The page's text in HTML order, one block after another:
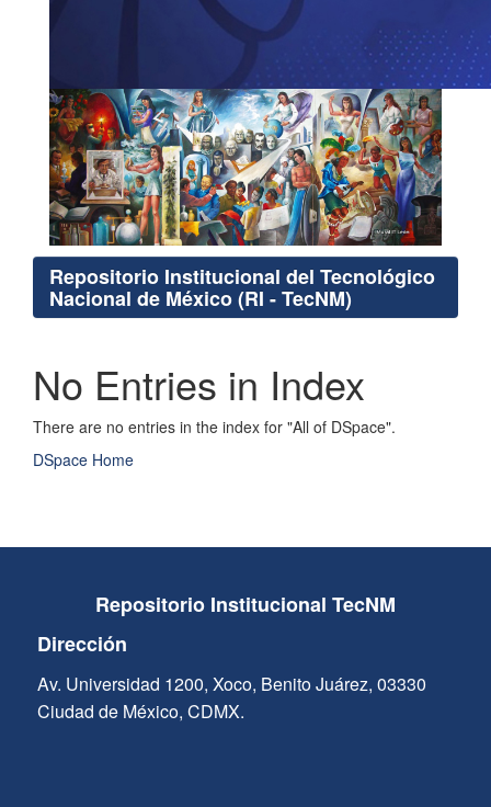
Repositorio Institucional del Tecnológico
Nacional de México (RI - TecNM)
No Entries in Index
There are no entries in the index for "All of DSpace".
DSpace Home
Repositorio Institucional TecNM
Dirección
Av. Universidad 1200, Xoco, Benito Juárez, 03330
Ciudad de México, CDMX.